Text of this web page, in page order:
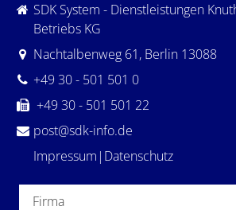
SDK System - Dienstleistungen
Betriebs KG
Nachtalbenweg 61, Berlin 13088
+49 30 - 501 501 0
+49 30 - 501 501 22
post@sdk-info.de
Impressum | Datenschutz